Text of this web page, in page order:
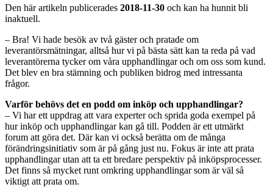
Den här artikeln publicerades 2018-11-30 och kan ha hunnit bli
inaktuell.
– Bra! Vi hade besök av två gäster och pratade om
leverantörsmätningar, alltså hur vi på bästa sätt kan ta reda på vad
leverantörerna tycker om våra upphandlingar och om oss som kund.
Det blev en bra stämning och publiken bidrog med intressanta
frågor.
Varför behövs det en podd om inköp och upphandlingar?
– Vi har ett uppdrag att vara experter och sprida goda exempel på
hur inköp och upphandlingar kan gå till. Podden är ett utmärkt
forum att göra det. Där kan vi också berätta om de många
förändringsinitiativ som är på gång just nu. Fokus är inte att prata
upphandlingar utan att ta ett bredare perspektiv på inköpsprocesser.
Det finns så mycket runt omkring upphandlingar som är väl så
viktigt att prata om.